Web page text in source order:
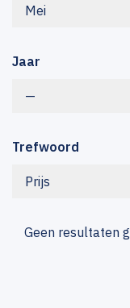
Mei
Jaar
—
Trefwoord
Prijs
Geen resultaten